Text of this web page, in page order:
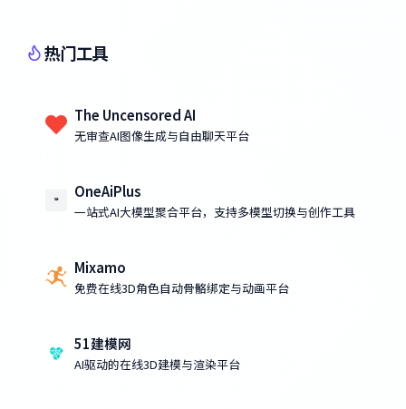
热门工具
The Uncensored AI
无审查AI图像生成与自由聊天平台
OneAiPlus
一站式AI大模型聚合平台，支持多模型切换与创作工具
Mixamo
免费在线3D角色自动骨骼绑定与动画平台
51建模网
AI驱动的在线3D建模与渲染平台